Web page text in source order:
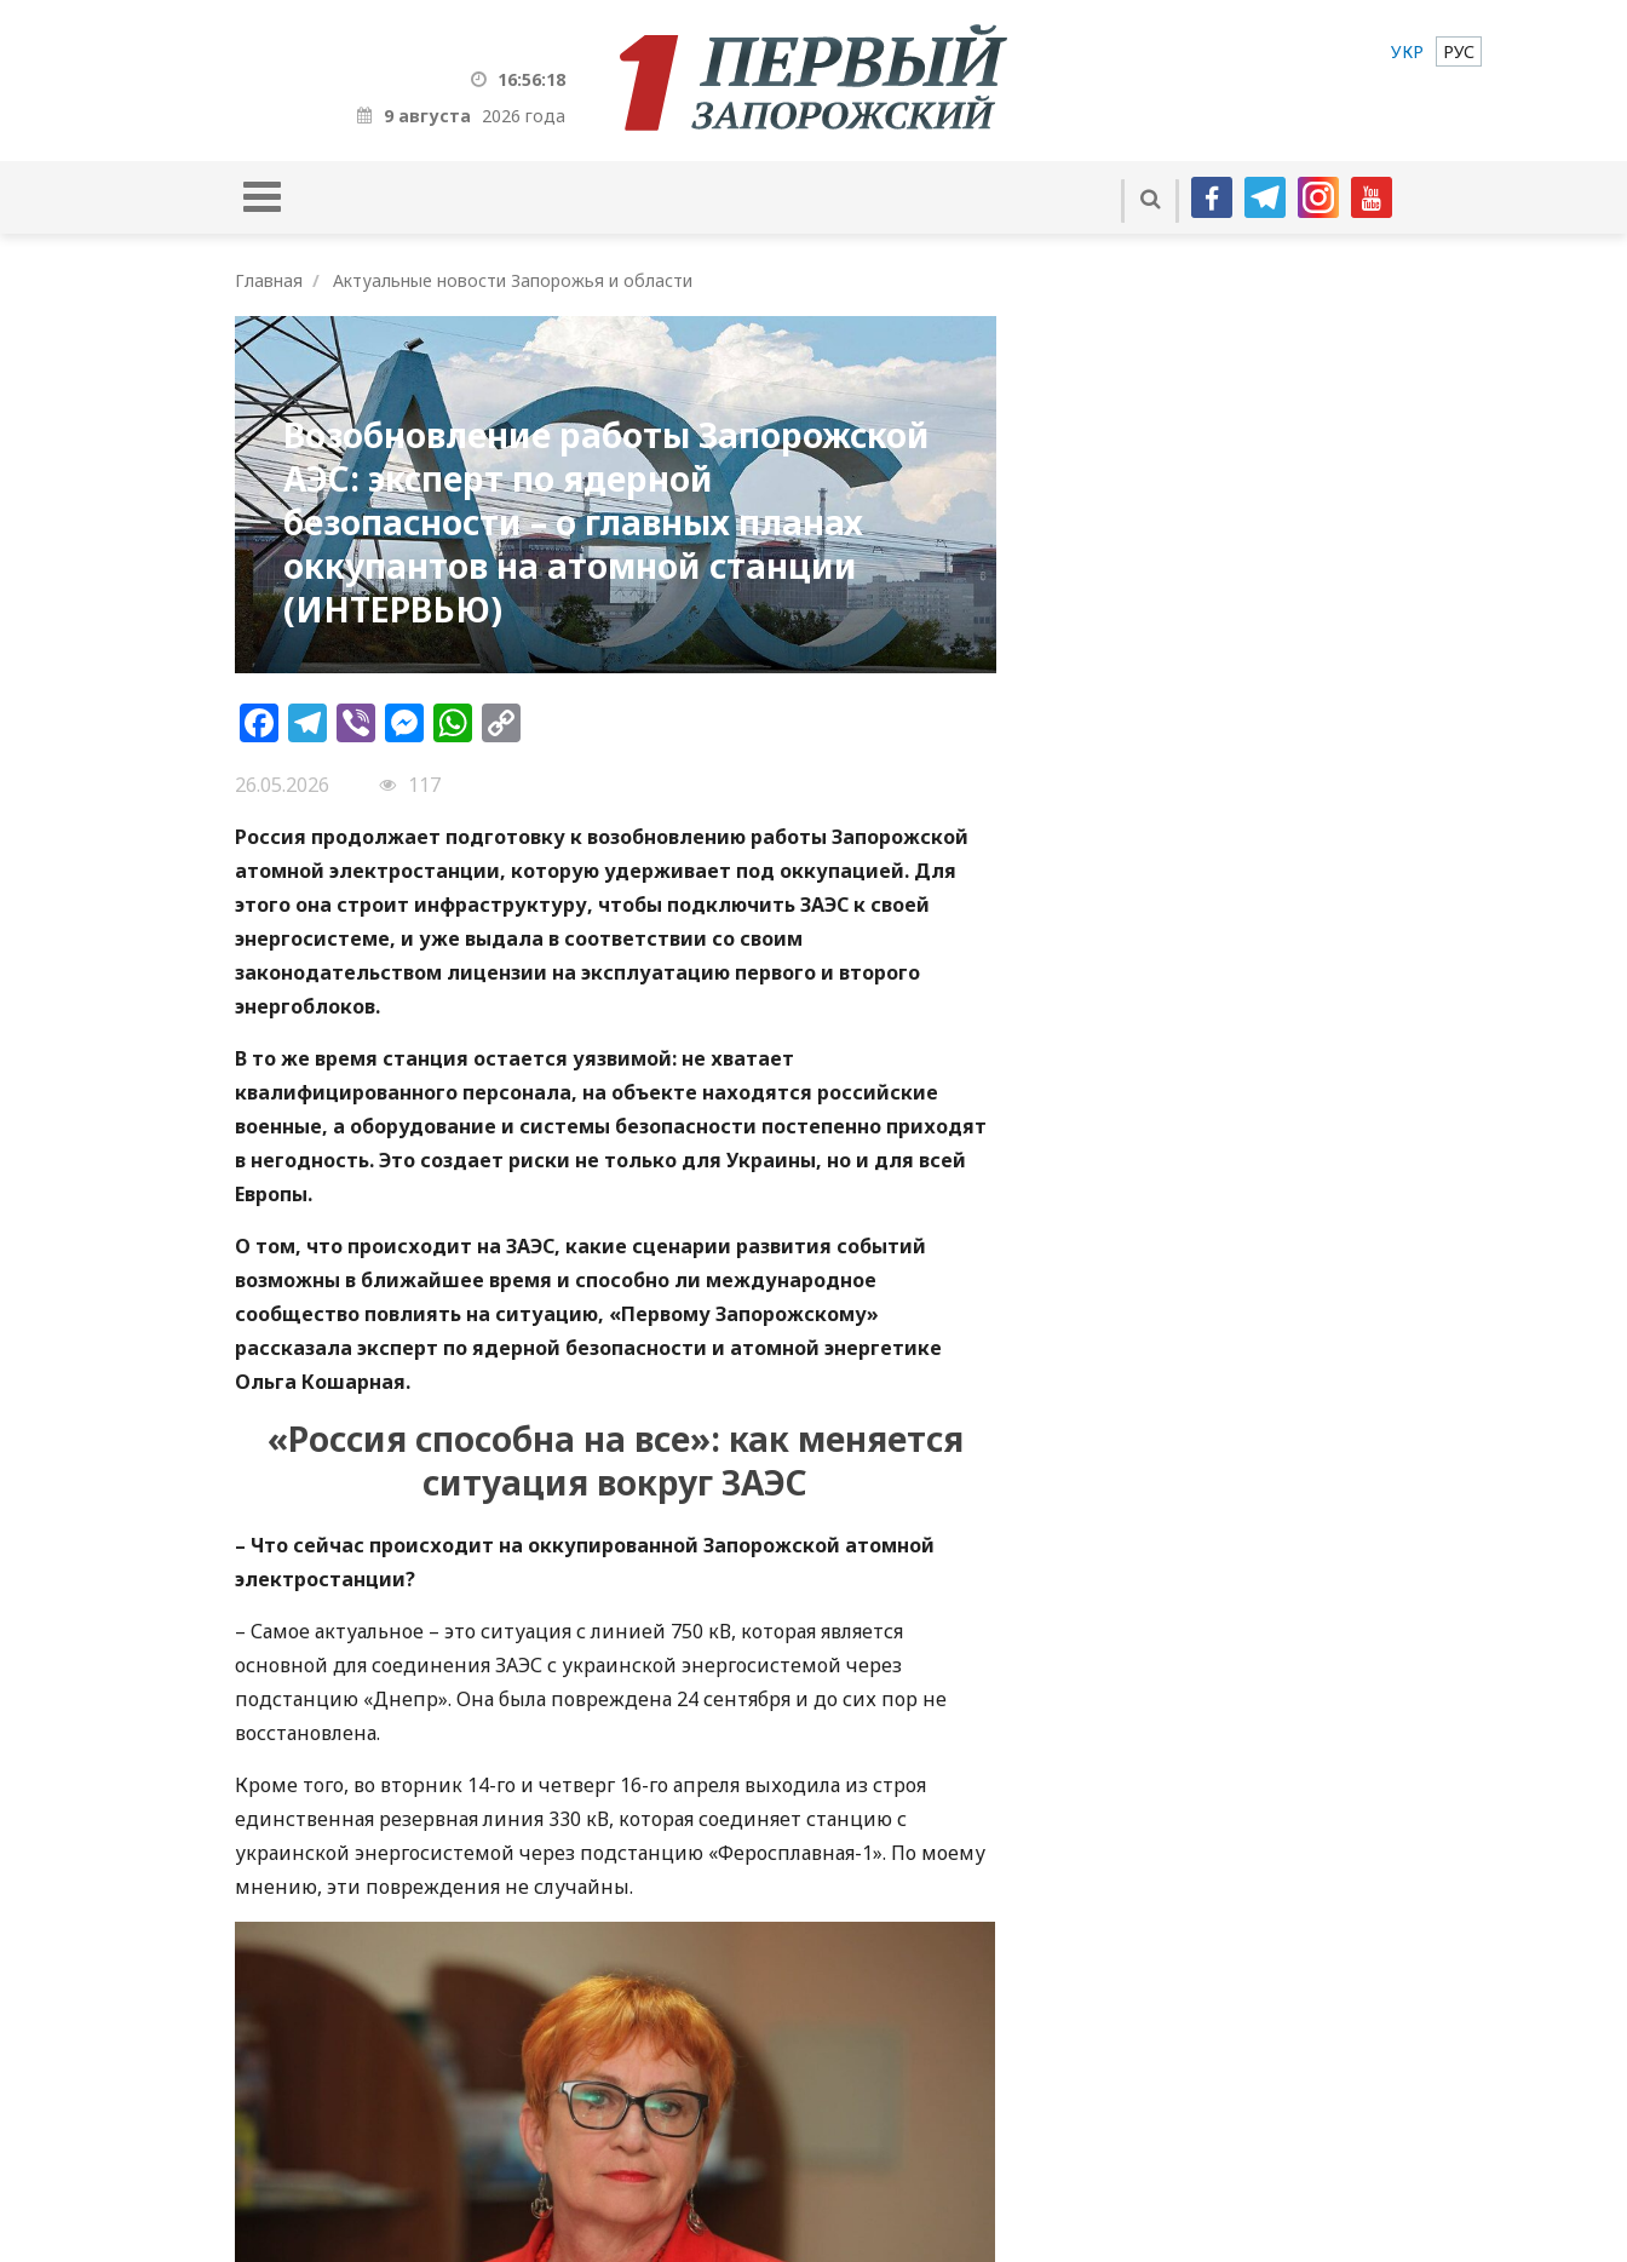
16:56:19
9 августа 2026 года
УКР РУС
Главная Актуальные новости Запорожья и области
Возобновление работы Запорожской
АЭС: эксперт по ядерной
безопасности – о главных планах
оккупантов на атомной станции
(ИНТЕРВЬЮ)
Facebook
Telegram
ViberMessenger
WhatsApp
26.05.2026
117
Россия продолжает подготовку к возобновлению работы Запорожской
атомной электростанции, которую удерживает под оккупацией. Для
этого она строит инфраструктуру, чтобы подключить ЗАЭС к своей
энергосистеме, и уже выдала в соответствии со своим
законодательством лицензии на эксплуатацию первого и второго
энергоблоков.
В то же время станция остается уязвимой: не хватает
квалифицированного персонала, на объекте находятся российские
военные, а оборудование и системы безопасности постепенно приходят
в негодность. Это создает риски не только для Украины, но и для всей
Европы.
О том, что происходит на ЗАЭС, какие сценарии развития событий
возможны в ближайшее время и способно ли международное
сообщество повлиять на ситуацию, «Первому Запорожскому»
рассказала эксперт по ядерной безопасности и атомной энергетике
Ольга Кошарная.
«Россия способна на все»: как меняется
ситуация вокруг ЗАЭС
– Что сейчас происходит на оккупированной Запорожской атомной
электростанции?
– Самое актуальное – это ситуация с линией 750 кВ, которая является
основной для соединения ЗАЭС с украинской энергосистемой через
подстанцию «Днепр». Она была повреждена 24 сентября и до сих пор не
восстановлена.
Кроме того, во вторник 14-го и четверг 16-го апреля выходила из строя
единственная резервная линия 330 кВ, которая соединяет станцию с
украинской энергосистемой через подстанцию «Феросплавная-1». По моему
мнению, эти повреждения не случайны.